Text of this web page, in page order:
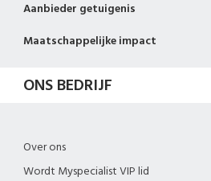
Aanbieder getuigenis
Maatschappelijke impact
ONS BEDRIJF
Over ons
Wordt Myspecialist VIP lid